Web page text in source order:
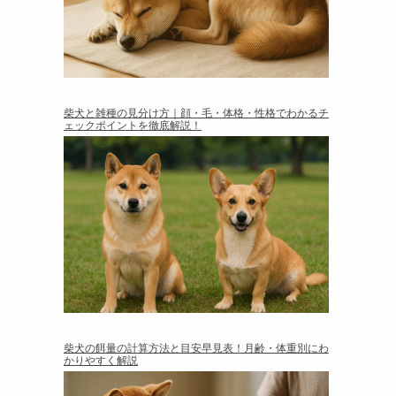
柴犬と雑種の見分け方｜顔・毛・体格・性格でわかるチ
ェックポイントを徹底解説！
柴犬の餌量の計算方法と目安早見表！月齢・体重別にわ
かりやすく解説